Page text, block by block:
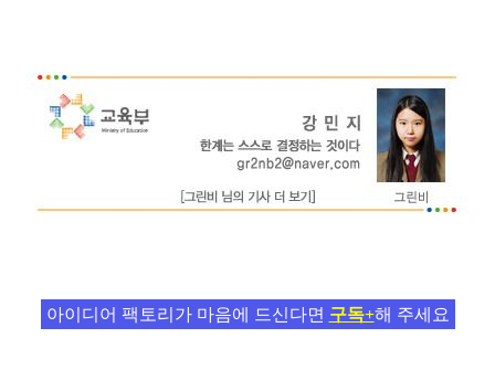
아이디어 팩토리가 마음에 드신다면 구독+해 주세요